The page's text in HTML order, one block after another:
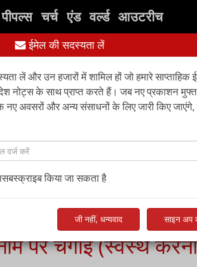
चर्च एंड वर्ल्ड आउटरीच
पुस्तकें संपर्क करें
पर चंगाई (स्वस्थ
ईमेल की सदस्यता लें
लें और उन हजारों में शामिल हों जो हमारे साप्ताहिक
नोट्स के साथ प्राप्त करते हैं। जब नए प्रकाशन मुफ्त
नए अवसरों और अन्य संसाधनों के लिए जारी किए जाएंगे,
किया जा सकता है
जी नहीं, धन्यवाद साइन अप